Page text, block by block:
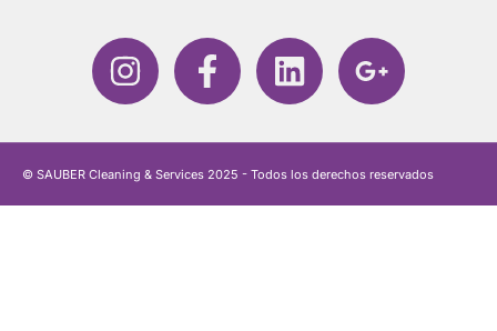
© SAUBER Cleaning & Services 2025 - Todos los derechos reservados